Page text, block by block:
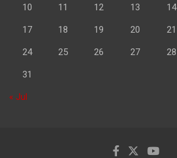
10 11 12 13 14
17 18 19 20 21
24 25 26 27 28
31
« Jul